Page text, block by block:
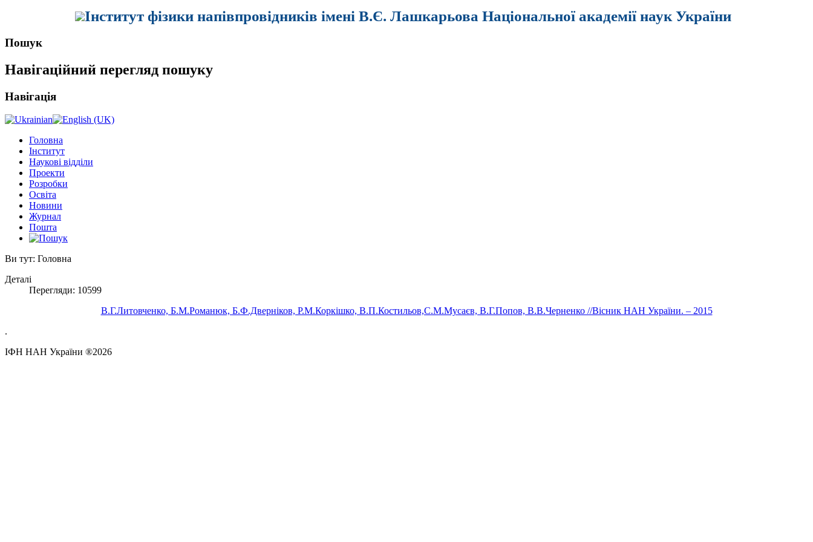
Інститут фізики напівпровідників імені В.Є. Лашкарьова Національної академії наук України
Пошук
Навігаційний перегляд пошуку
Навігація
Головна
Інститут
Наукові відділи
Проекти
Розробки
Освіта
Новини
Журнал
Пошта
Ви тут: Головна
Деталі
Перегляди: 10599
В.Г.Литовченко, Б.М.Романюк, Б.Ф.Дверніков, Р.М.Коркішко, В.П.Костильов,С.М.Мусаєв, В.Г.Попов, В.В.Черненко //Вісник НАН України. – 2015
.
ІФН НАН України ®2026